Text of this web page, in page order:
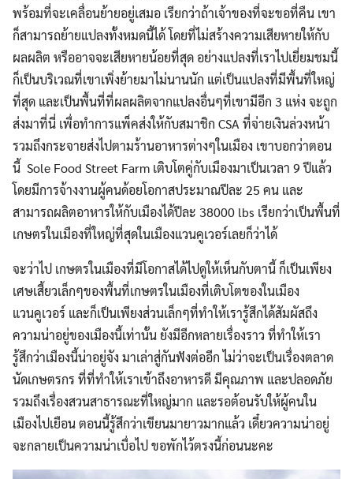
พร้อมที่จะเคลื่อนย้ายอยู่เสมอ เรียกว่าถ้าเจ้าของที่จะขอที่คืน เขา
ก็สามารถย้ายแปลงทั้งหมดนี้ได้ โดยที่ไม่สร้างความเสียหายให้กับ
ผลผลิต หรืออาจจะเสียหายน้อยที่สุด อย่างแปลงที่เราไปเยี่ยมชมนี้
ก็เป็นบริเวณที่เขาเพิ่งย้ายมาไม่นานนัก แต่เป็นแปลงที่มีพื้นที่ใหญ่
ที่สุด และเป็นพื้นที่ที่ผลผลิตจากแปลงอื่นๆที่เขามีอีก 3 แห่ง จะถูก
ส่งมาที่นี่ เพื่อทำการแพ็คส่งให้กับสมาชิก CSA ที่จ่ายเงินล่วงหน้า
รวมถึงกระจายส่งไปตามร้านอาหารต่างๆในเมือง เขาบอกว่าตอน
นี้ Sole Food Street Farm เติบโตคู่กับเมืองมาเป็นเวลา 9 ปีแล้ว
โดยมีการจ้างงานผู้คนด้อยโอกาสประมาณปีละ 25 คน และ
สามารถผลิตอาหารให้กับเมืองได้ปีละ 38000 lbs เรียกว่าเป็นพื้นที่
เกษตรในเมืองที่ใหญ่ที่สุดในเมืองแวนคูเวอร์เลยก็ว่าได้
จะว่าไป เกษตรในเมืองที่มีโอกาสได้ไปดูให้เห็นกับตานี้ ก็เป็นเพียง
เศษเสี้ยวเล็กๆของพื้นที่เกษตรในเมืองที่เติบโตของในเมือง
แวนคูเวอร์ และก็เป็นเพียงส่วนเล็กๆที่ทำให้เรารู้สึกได้สัมผัสถึง
ความน่าอยู่ของเมืองนี้เท่านั้น ยังมีอีกหลายเรื่องราว ที่ทำให้เรา
รู้สึกว่าเมืองนี้น่าอยู่จัง มาเล่าสู่กันฟังต่ออีก ไม่ว่าจะเป็นเรื่องตลาด
นัดเกษตรกร ที่ที่ทำให้เราเข้าถึงอาหารดี มีคุณภาพ และปลอดภัย
รวมถึงเรื่องสวนสาธารณะที่ใหญ่มาก และรอต้อนรับให้ผู้คนใน
เมืองไปเยือน ตอนนี้รู้สึกว่าเขียนมายาวมากแล้ว เดี๋ยวความน่าอยู่
จะกลายเป็นความน่าเบื่อไป ขอพักไว้ตรงนี้ก่อนนะคะ